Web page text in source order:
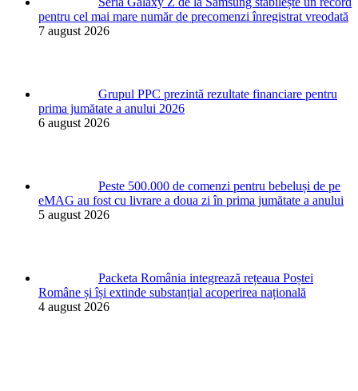
pentru cel mai mare număr de precomenzi înregistrat vreodată
7 august 2026
Grupul PPC prezintă rezultate financiare pentru
prima jumătate a anului 2026
6 august 2026
Peste 500.000 de comenzi pentru bebeluși de pe
eMAG au fost cu livrare a doua zi în prima jumătate a anului
5 august 2026
Packeta România integrează rețeaua Poștei
Române și își extinde substanțial acoperirea națională
4 august 2026